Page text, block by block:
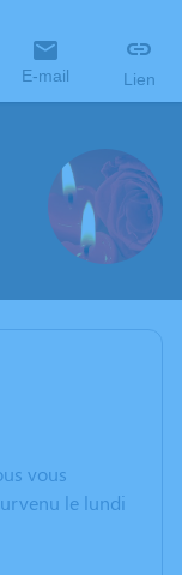
E-mail Lien
vous
le lundi